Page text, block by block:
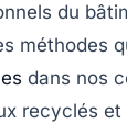
du
méthodes
dans nos
recyclés